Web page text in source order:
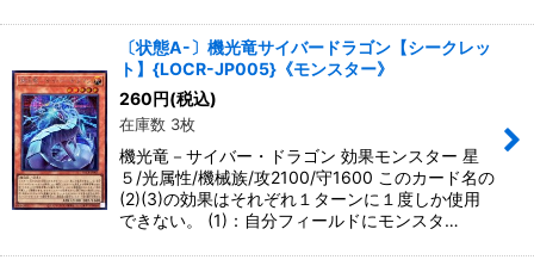
〔状態A-〕機光竜サイバードラゴン【シークレッ
ト】{LOCR-JP005}《モンスター》
260円(税込)
在庫数 3枚
機光竜－サイバー・ドラゴン 効果モンスター 星
５/光属性/機械族/攻2100/守1600 このカード名の
(2)(3)の効果はそれぞれ１ターンに１度しか使用
できない。 (1)：自分フィールドにモンスタ…